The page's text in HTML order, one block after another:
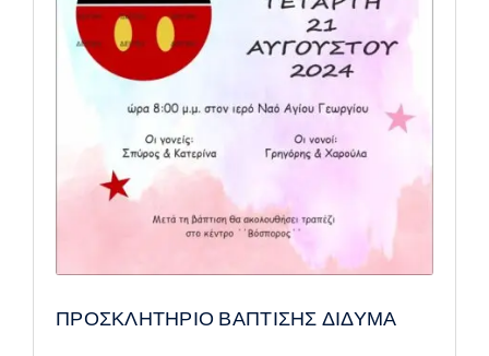
ΠΡΟΣΚΛΗΤΗΡΙΟ ΒΑΠΤΙΣΗΣ ΔΙΔΥΜΑ